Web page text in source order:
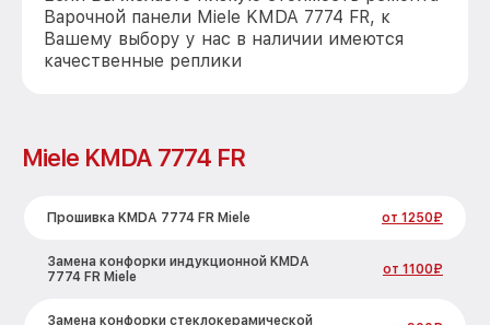
Варочной панели Miele KMDA 7774 FR, к
Вашему выбору у нас в наличии имеются
качественные реплики
Miele KMDA 7774 FR
Прошивка KMDA 7774 FR Miele от 1250₽
Замена конфорки индукционной KMDA
7774 FR Miele
от 1100₽
Замена конфорки стеклокерамической